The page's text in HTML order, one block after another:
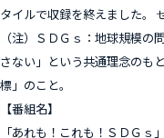
タイルで収録を終えました。
（注）ＳＤＧｓ：地球規模
さない」という共通理念のも
標」のこと。
【番組名】
「あれも！これも！ＳＤＧｓ」